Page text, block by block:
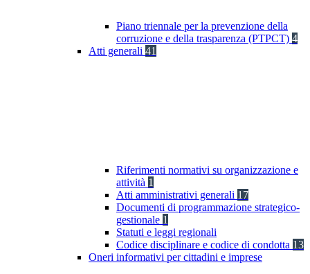
Piano triennale per la prevenzione della
corruzione e della trasparenza (PTPCT) 4
Atti generali 41
Riferimenti normativi su organizzazione e
attività 1
Atti amministrativi generali 17
Documenti di programmazione strategico-
gestionale 1
Statuti e leggi regionali
Codice disciplinare e codice di condotta 13
Oneri informativi per cittadini e imprese